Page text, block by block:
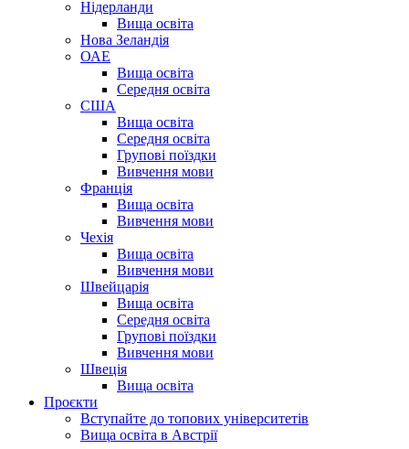
Нідерланди
Вища освіта
Нова Зеландія
ОАЕ
Вища освіта
Середня освіта
США
Вища освіта
Середня освіта
Групові поїздки
Вивчення мови
Франція
Вища освіта
Вивчення мови
Чехія
Вища освіта
Вивчення мови
Швейцарія
Вища освіта
Середня освіта
Групові поїздки
Вивчення мови
Швеція
Вища освіта
Проєкти
Вступайте до топових університетів
Вища освіта в Австрії